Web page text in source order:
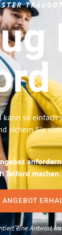
kann so einfach
sichern Sie
Telford machen:
eine Antwort